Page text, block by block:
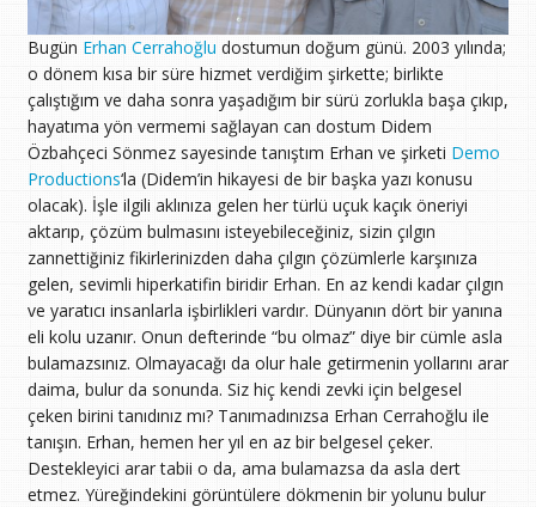
Bugün Erhan Cerrahoğlu dostumun doğum günü. 2003 yılında;
o dönem kısa bir süre hizmet verdiğim şirkette; birlikte
çalıştığım ve daha sonra yaşadığım bir sürü zorlukla başa çıkıp,
hayatıma yön vermemi sağlayan can dostum Didem
Özbahçeci Sönmez sayesinde tanıştım Erhan ve şirketi Demo
Productions‘la (Didem’in hikayesi de bir başka yazı konusu
olacak). İşle ilgili aklınıza gelen her türlü uçuk kaçık öneriyi
aktarıp, çözüm bulmasını isteyebileceğiniz, sizin çılgın
zannettiğiniz fikirlerinizden daha çılgın çözümlerle karşınıza
gelen, sevimli hiperkatifin biridir Erhan. En az kendi kadar çılgın
ve yaratıcı insanlarla işbirlikleri vardır. Dünyanın dört bir yanına
eli kolu uzanır. Onun defterinde “bu olmaz” diye bir cümle asla
bulamazsınız. Olmayacağı da olur hale getirmenin yollarını arar
daima, bulur da sonunda. Siz hiç kendi zevki için belgesel
çeken birini tanıdınız mı? Tanımadınızsa Erhan Cerrahoğlu ile
tanışın. Erhan, hemen her yıl en az bir belgesel çeker.
Destekleyici arar tabii o da, ama bulamazsa da asla dert
etmez. Yüreğindekini görüntülere dökmenin bir yolunu bulur